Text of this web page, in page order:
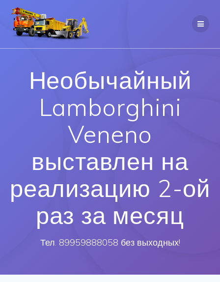
Необычайный
Lamborghini
Veneno
выставлен на
реализацию 2-ой
раз за месяц
Тел. 89959888058 без выходных!